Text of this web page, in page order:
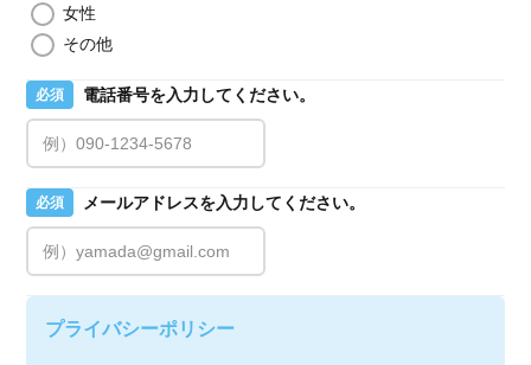
女性
その他
必須 電話番号を入力してください。
必須 メールアドレスを入力してください。
プライバシーポリシー